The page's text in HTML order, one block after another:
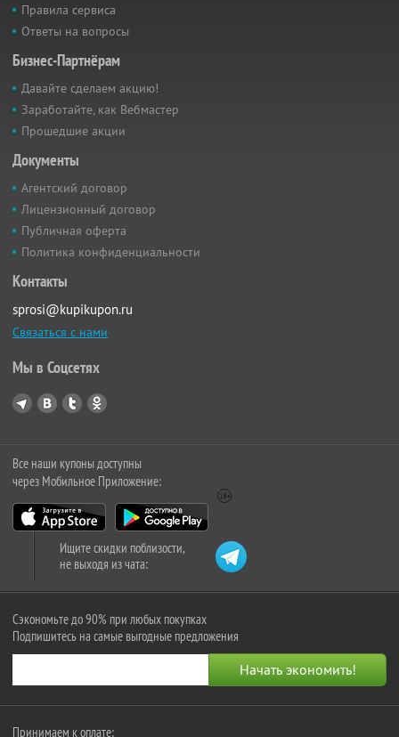
Правила сервиса
Ответы на вопросы
Бизнес-Партнёрам
Давайте сделаем акцию!
Заработайте, как Вебмастер
Прошедшие акции
Документы
Агентский договор
Лицензионный договор
Публичная оферта
Политика конфиденциальности
Контакты
sprosi@kupikupon.ru
Связаться с нами
Мы в Соцсетях
Все наши купоны доступны
через Мобильное Приложение:
Ищите скидки поблизости,
не выходя из чата:
Сэкономьте до 90% при любых покупках
Подпишитесь на самые выгодные предложения
Принимаем к оплате: